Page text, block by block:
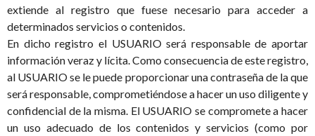
extiende al registro que fuese necesario para acceder a
determinados servicios o contenidos.
En dicho registro el USUARIO será responsable de aportar
información veraz y lícita. Como consecuencia de este registro,
al USUARIO se le puede proporcionar una contraseña de la que
será responsable, comprometiéndose a hacer un uso diligente y
confidencial de la misma. El USUARIO se compromete a hacer
un uso adecuado de los contenidos y servicios (como por